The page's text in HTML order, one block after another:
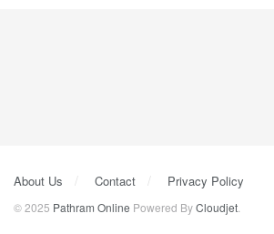
About Us Contact Privacy Policy
© 2025 Pathram Online Powered ByCloudjet